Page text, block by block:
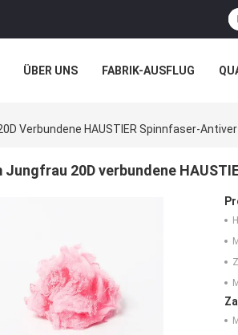
ÜBER UNS FABRIK-AUSFLUG
Verbundene HAUSTIER Spinnfaser-
Jungfrau 20D verbundene